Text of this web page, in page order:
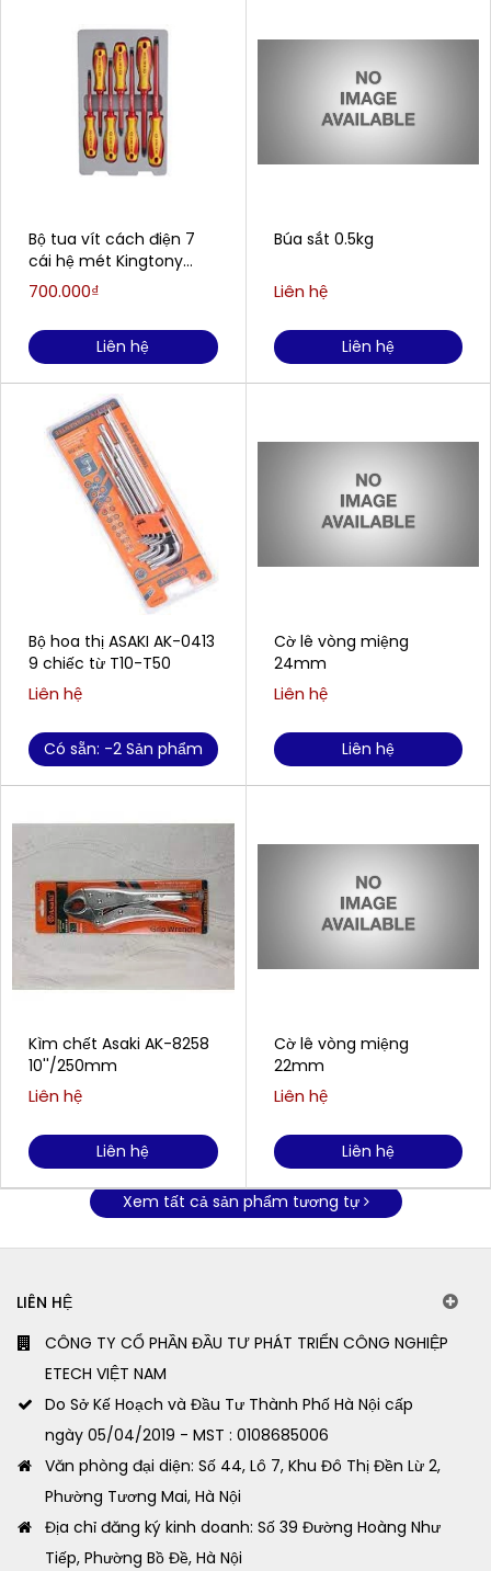
Bộ tua vít cách điện 7
cái hệ mét Kingtony
30617MR
700.000₫
Liên hệ
Bộ hoa thị ASAKI AK-0413
9 chiếc từ T10-T50
Liên hệ
Có sẵn: -2 Sản phẩm
Kìm chết Asaki AK-8258
10''/250mm
Liên hệ
Liên hệ
Búa sắt 0.5kg
Liên hệ
Liên hệ
Cờ lê vòng miệng
24mm
Liên hệ
Liên hệ
Cờ lê vòng miệng
22mm
Liên hệ
Liên hệ
Xem tất cả sản phẩm tương tự
LIÊN HỆ
CÔNG TY CỔ PHẦN ĐẦU TƯ PHÁT TRIỂN CÔNG NGHIỆP
ETECH VIỆT NAM
Do Sở Kế Hoạch và Đầu Tư Thành Phố Hà Nội cấp
ngày 05/04/2019 - MST : 0108685006
Văn phòng đại diện: Số 44, Lô 7, Khu Đô Thị Đền Lừ 2,
Phường Tương Mai, Hà Nội
Địa chỉ đăng ký kinh doanh: Số 39 Đường Hoàng Như
Tiếp, Phường Bồ Đề, Hà Nội